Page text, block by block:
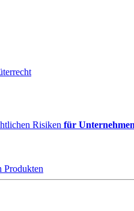
Risiken für
Produkten